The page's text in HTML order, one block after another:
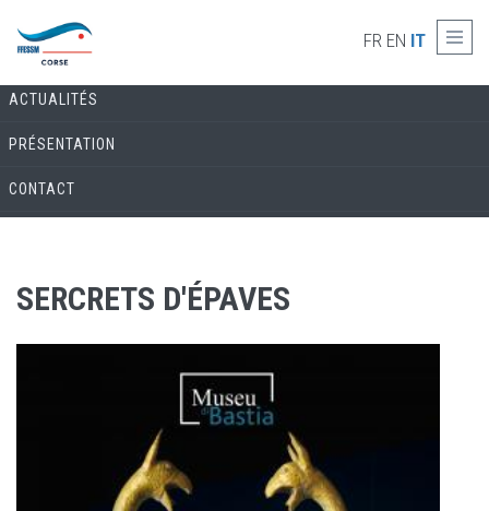
FR EN IT
COMMISSION ARCHÉOLOGIE
ACTUALITÉS
PRÉSENTATION
CONTACT
SERCRETS D'ÉPAVES